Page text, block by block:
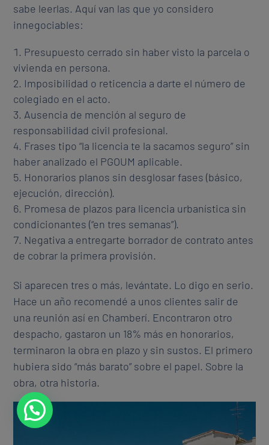
sabe leerlas. Aquí van las que yo considero
innegociables:
Presupuesto cerrado sin haber visto la parcela o
vivienda en persona.
Imposibilidad o reticencia a darte el número de
colegiado en el acto.
Ausencia de mención al seguro de
responsabilidad civil profesional.
Frases tipo “la licencia te la sacamos seguro” sin
haber analizado el PGOUM aplicable.
Honorarios planos sin desglosar fases (básico,
ejecución, dirección).
Promesa de plazos para licencia urbanística sin
condicionantes (“en tres semanas”).
Negativa a entregarte borrador de contrato antes
de cobrar la primera provisión.
Si aparecen tres o más, levántate. Lo digo en serio.
Hace un año recomendé a unos clientes salir de
una reunión así en Chamberí. Encontraron otro
despacho, gastaron un 18% más en honorarios,
terminaron la obra en plazo y sin sustos. El primero
hubiera sido “más barato” sobre el papel. Sobre la
obra, otra historia.